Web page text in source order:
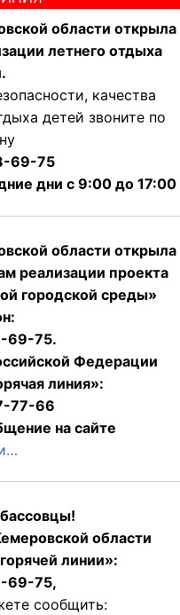
области открыла
летнего отдыха
качества
детей звоните по
69-75
дни с 9:00 до 17:00
области открыла
реализации проекта
городской среды»
69-75.
Федерации
линия»:
77-66
на сайте
области
линии»:
69-75,
сообщить: